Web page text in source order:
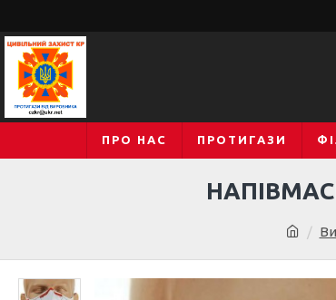
ПРО НАС ПРОТИГАЗИ